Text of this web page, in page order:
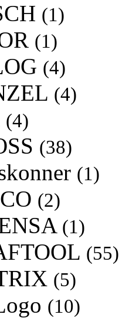
(1)
(1)
(4)
(4)
(4)
(38)
(1)
(2)
(1)
(55)
(5)
(10)